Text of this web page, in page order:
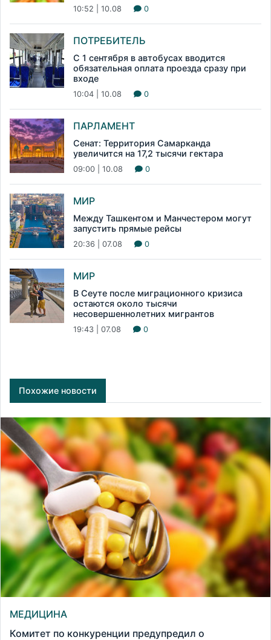
10:52 | 10.08 0
ПОТРЕБИТЕЛЬ
С 1 сентября в автобусах вводится
обязательная оплата проезда сразу при
входе
10:04 | 10.08 0
ПАРЛАМЕНТ
Сенат: Территория Самарканда
увеличится на 17,2 тысячи гектара
09:00 | 10.08 0
МИР
Между Ташкентом и Манчестером могут
запустить прямые рейсы
20:36 | 07.08 0
МИР
В Сеуте после миграционного кризиса
остаются около тысячи
несовершеннолетних мигрантов
19:43 | 07.08 0
Похожие новости
МЕДИЦИНА
Комитет по конкуренции предупредил о